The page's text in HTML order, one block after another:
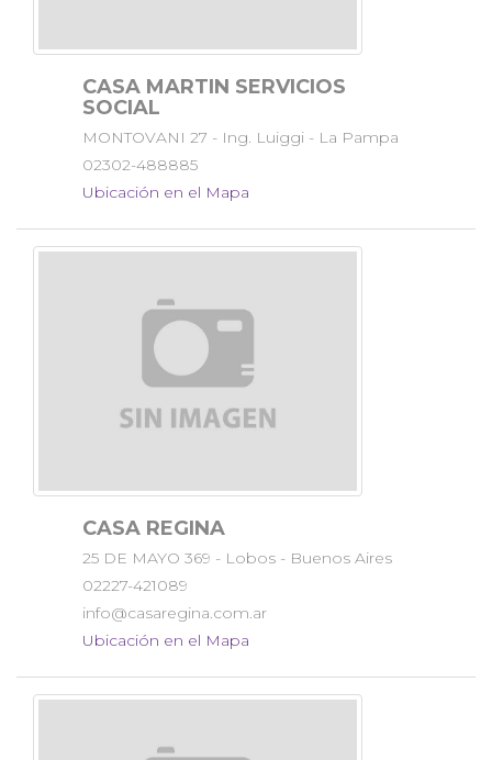
CASA MARTIN SERVICIOS
SOCIAL
MONTOVANI 27 - Ing. Luiggi - La Pampa
02302-488885
Ubicación en el Mapa
CASA REGINA
25 DE MAYO 369 - Lobos - Buenos Aires
02227-421089
info@casaregina.com.ar
Ubicación en el Mapa